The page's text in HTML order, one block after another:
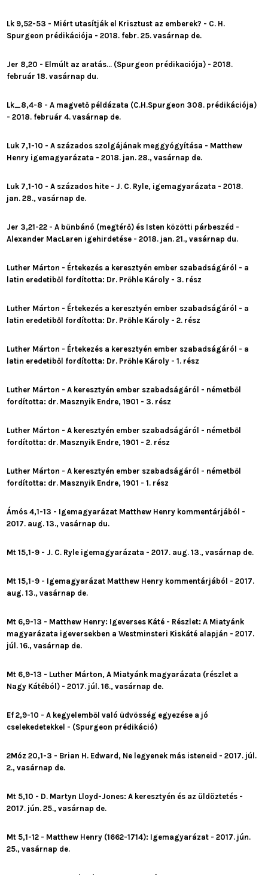
Lk 9,52-53 - Miért utasítják el Krisztust az emberek? - C. H.
Spurgeon prédikációja - 2018. febr. 25. vasárnap de.
Jer 8,20 - Elmúlt az aratás... (Spurgeon prédikaciója) - 2018.
február 18. vasárnap du.
Lk_8,4-8 - A magvető példázata (C.H.Spurgeon 308. prédikációja)
- 2018. február 4. vasárnap de.
Luk 7,1-10 - A százados szolgájának meggyógyítása - Matthew
Henry igemagyarázata - 2018. jan. 28., vasárnap de.
Luk 7,1-10 - A százados hite - J. C. Ryle, igemagyarázata - 2018.
jan. 28., vasárnap de.
Jer 3,21-22 - A bűnbánó (megtérő) és Isten közötti párbeszéd -
Alexander MacLaren igehirdetése - 2018. jan. 21., vasárnap du.
Luther Márton - Értekezés a keresztyén ember szabadságáról - a
latin eredetiből fordította: Dr. Prőhle Károly - 3. rész
Luther Márton - Értekezés a keresztyén ember szabadságáról - a
latin eredetiből fordította: Dr. Prőhle Károly - 2. rész
Luther Márton - Értekezés a keresztyén ember szabadságáról - a
latin eredetiből fordította: Dr. Prőhle Károly - 1. rész
Luther Márton - A keresztyén ember szabadságáról - németből
fordította: dr. Masznyik Endre, 1901 - 3. rész
Luther Márton - A keresztyén ember szabadságáról - németből
fordította: dr. Masznyik Endre, 1901 - 2. rész
Luther Márton - A keresztyén ember szabadságáról - németből
fordította: dr. Masznyik Endre, 1901 - 1. rész
Ámós 4,1-13 - Igemagyarázat Matthew Henry kommentárjából -
2017. aug. 13., vasárnap du.
Mt 15,1-9 - J. C. Ryle igemagyarázata - 2017. aug. 13., vasárnap de.
Mt 15,1-9 - Igemagyarázat Matthew Henry kommentárjából - 2017.
aug. 13., vasárnap de.
Mt 6,9-13 - Matthew Henry: Igeverses Káté - Részlet: A Miatyánk
magyarázata igeversekben a Westminsteri Kiskáté alapján - 2017.
júl. 16., vasárnap de.
Mt 6,9-13 - Luther Márton, A Miatyánk magyarázata (részlet a
Nagy Kátéból) - 2017. júl. 16., vasárnap de.
Ef 2,9-10 - A kegyelemből való üdvösség egyezése a jó
cselekedetekkel - (Spurgeon prédikáció)
2Móz 20,1-3 - Brian H. Edward, Ne legyenek más isteneid - 2017. júl.
2., vasárnap de.
Mt 5,10 - D. Martyn Lloyd-Jones: A keresztyén és az üldöztetés -
2017. jún. 25., vasárnap de.
Mt 5,1-12 - Matthew Henry (1662-1714): Igemagyarázat - 2017. jún.
25., vasárnap de.